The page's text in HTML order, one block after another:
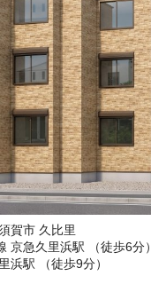
賀市 久比里
京急久里浜駅 （徒歩6分）
浜駅 （徒歩9分）